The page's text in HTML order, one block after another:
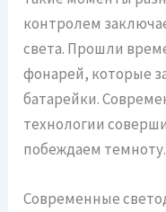
контролем
света. Прошли
фонарей, которые
батарейки.
технологии
побеждаем темноту.
Современные